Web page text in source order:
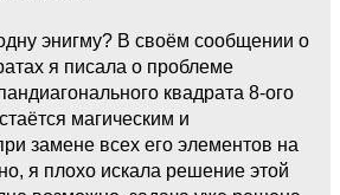
энигму? В своём сообщении о
я писала о проблеме
квадрата 8-ого
магическим и
замене всех его элементов на
я плохо искала решение этой